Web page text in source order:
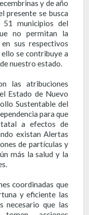
y de año
presente se busca
municipios del
no permitan la
sus respectivos
se contribuye a
nuestro estado.
las atribuciones
Estado de Nuevo
Sustentable del
para que
a efectos de
existan Alertas
de partículas y
más la salud y la
coordinadas que
y eficiente las
necesario que las